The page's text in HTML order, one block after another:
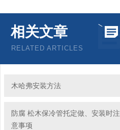
相关文章
RELATED ARTICLES
木哈弗安装方法
防腐 松木保冷管托定做、安装时注
意事项